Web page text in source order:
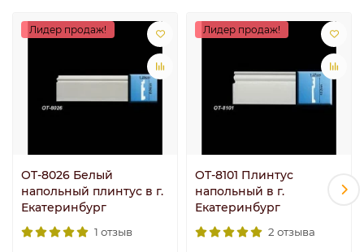
Лидер продаж!
OT-8026 Белый
напольный плинтус в г.
Екатеринбург
1 отзыв
Лидер продаж!
OT-8101 Плинтус
напольный в г.
Екатеринбург
2 отзыва